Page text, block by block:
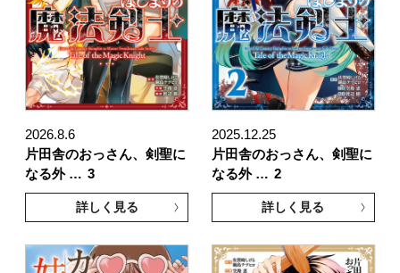
2026.8.6
片田舎のおっさん、剣聖に
なる外 … 3
詳しく見る
2025.12.25
片田舎のおっさん、剣聖に
なる外 … 2
詳しく見る